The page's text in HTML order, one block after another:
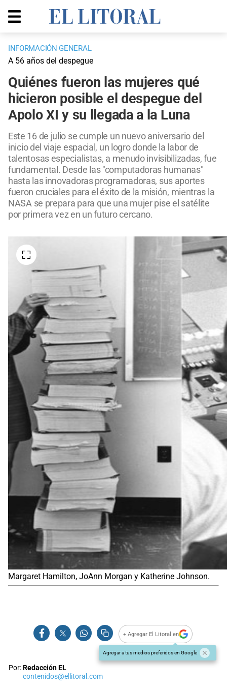
INFORMACIÓN GENERAL
A 56 años del despegue
Quiénes fueron las mujeres qué
hicieron posible el despegue del
Apolo XI y su llegada a la Luna
Este 16 de julio se cumple un nuevo aniversario del
inicio del viaje espacial, un logro donde la labor de
talentosas especialistas, a menudo invisibilizadas, fue
fundamental. Desde las "computadoras humanas"
hasta las innovadoras programadoras, sus aportes
fueron cruciales para el éxito de la misión, mientras la
NASA se prepara para que una mujer pise el satélite
por primera vez en un futuro cercano.
Margaret Hamilton, JoAnn Morgan y Katherine Johnson.
+ Agregar El Litoral en
Agregar a tus medios preferidos en Google
Por:Redacción EL
contenidos@ellitoral.com